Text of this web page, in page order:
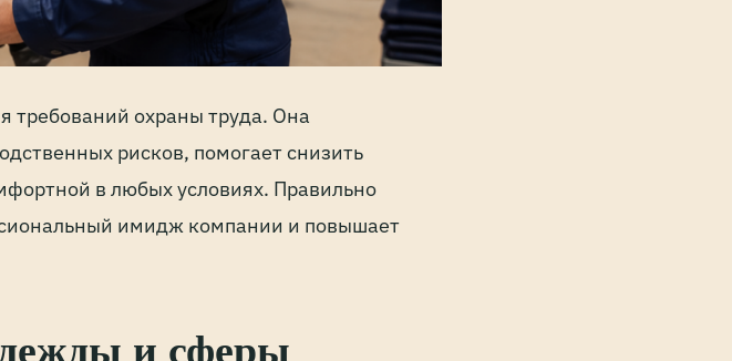
требований охраны труда. Она
рисков, помогает снизить
в любых условиях. Правильно
имидж компании и повышает
и сферы